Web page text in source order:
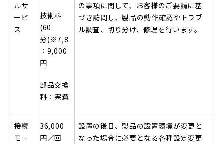
ルサ
ービ
ス
技術料
(60
分)※7,8
：9,000
円
部品交換
料：実費
の事項に関して、お客様のご要請に基
づき訪問し、製品の動作確認やトラブ
ル調査、切り分け、修理を行います。
接続
モー
36,000
円／回
設置の後日、製品の設置環境が変更と
なった場合に必要となる各種設定変更